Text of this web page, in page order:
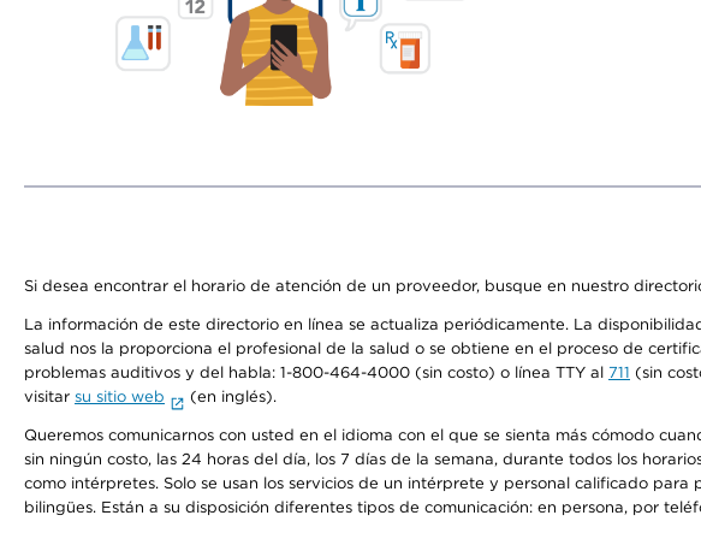
Si desea encontrar el horario de atención de un proveedor, busque en nuestro
La información de este directorio en línea se actualiza periódicamente. La
salud nos la proporciona el profesional de la salud o se obtiene en el proceso de
problemas auditivos y del habla: 1-800-464-4000 (sin costo) o línea TTY al 711 (sin
visitar su sitio web (en inglés).
Queremos comunicarnos con usted en el idioma con el que se sienta más cómodo
sin ningún costo, las 24 horas del día, los 7 días de la semana, durante todos los
como intérpretes. Solo se usan los servicios de un intérprete y personal calificado
bilingües. Están a su disposición diferentes tipos de comunicación: en persona, por